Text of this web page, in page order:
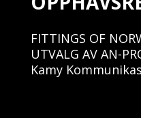
FITTINGS OF
UTVALG AV AN-
Kamy